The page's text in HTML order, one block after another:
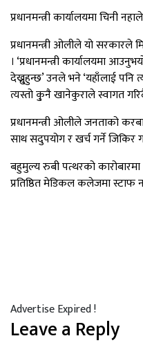
प्रधानमन्त्री कार्यालयमा चिनी
प्रधानमन्त्री ओलीले यो सरकारले
। ‘प्रधानमन्त्री कार्यालयमा
देख्नु्हुन्छ’ उनले भने ‘यहाँलाई पनि
त्यस्तो कु्नै खानेकुराले स्वागत
प्रधानमन्त्री ओलीले जनताको
साथ सदुपयोग र खर्च गर्ने जिकिर
Post
navigation
बहुमुल्य रुबी पत्थरको
प्रतिष्ठित मेडिकल कलेजमा स्टाफ
Advertise Expired !
Leave a Reply